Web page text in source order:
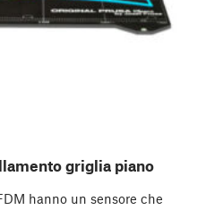
griglia piano
hanno un sensore che